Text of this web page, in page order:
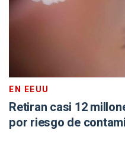
EN EEUU
Retiran casi 12
por riesgo de